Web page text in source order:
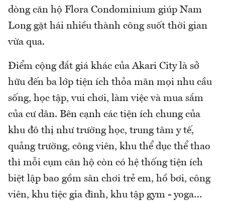
dòng căn hộ Flora Condominium giúp Nam
Long gặt hái nhiều thành công suốt thời gian
vừa qua.
Điểm cộng đắt giá khác của Akari City là sở
hữu đến ba lớp tiện ích thỏa mãn mọi nhu cầu
sống, học tập, vui chơi, làm việc và mua sắm
của cư dân. Bên cạnh các tiện ích chung của
khu đô thị như trường học, trung tâm y tế,
quảng trường, công viên, khu thể dục thể thao
thì mỗi cụm căn hộ còn có hệ thống tiện ích
biệt lập bao gồm sân chơi trẻ em, hồ bơi, công
viên, khu tiệc gia đình, khu tập gym - yoga…